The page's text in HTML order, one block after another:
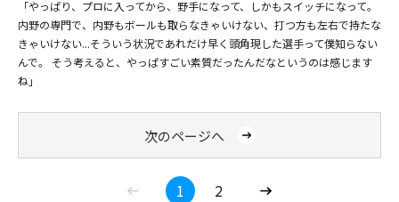
「やっぱり、プロに入ってから、野手になって、しかもスイッチになって。
内野の専門で、内野もボールも取らなきゃいけない、打つ方も左右で持たな
きゃいけない...そういう状況であれだけ早く頭角現した選手って僕知らない
んで。 そう考えると、やっぱすごい素質だったんだなというのは感じます
ね」
次のページへ
1 2